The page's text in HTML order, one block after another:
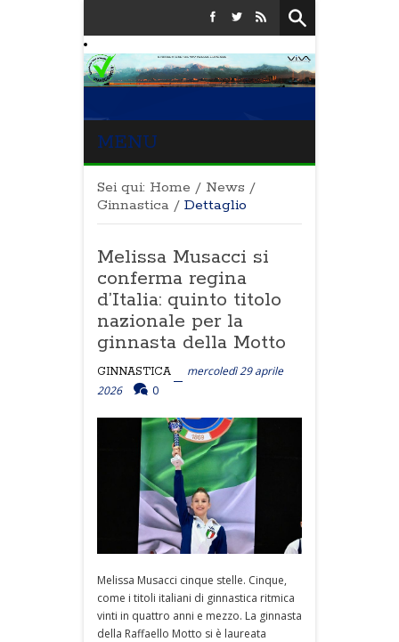
MENU
Sei qui: Home / News /
Ginnastica / Dettaglio
Melissa Musacci si
conferma regina
d’Italia: quinto titolo
nazionale per la
ginnasta della Motto
GINNASTICA
mercoledì 29 aprile
2026
0
Melissa Musacci cinque stelle. Cinque,
come i titoli italiani di ginnastica ritmica
vinti in quattro anni e mezzo. La ginnasta
della Raffaello Motto si è laureata